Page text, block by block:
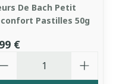
De Bach Petit
Pastilles 50g
€